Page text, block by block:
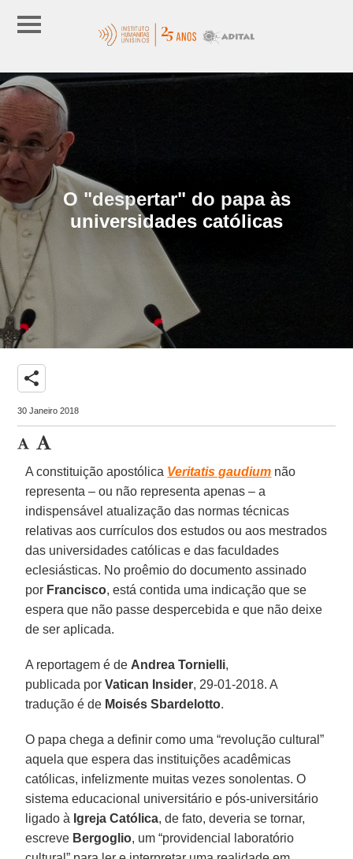
O "despertar" do papa às
universidades católicas
share
30 Janeiro 2018
A constituição apostólica Veritatis gaudium não
representa – ou não representa apenas – a
indispensável atualização das normas técnicas
relativas aos currículos dos estudos ou aos mestrados
das universidades católicas e das faculdades
eclesiásticas. No proêmio do documento assinado
por Francisco, está contida uma indicação que se
espera que não passe despercebida e que não deixe
de ser aplicada.
A reportagem é de Andrea Tornielli,
publicada porVatican Insider, 29-01-2018. A
tradução é de Moisés Sbardelotto.
O papa chega a definir como uma “revolução cultural”
aquela que espera das instituições acadêmicas
católicas, infelizmente muitas vezes sonolentas. O
sistema educacional universitário e pós-universitário
ligado à Igreja Católica, de fato, deveria se tornar,
escreve Bergoglio, um “providencial laboratório